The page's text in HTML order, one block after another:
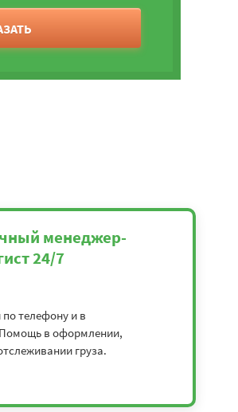
менеджер-
24/7
по телефону и в
в оформлении,
груза.